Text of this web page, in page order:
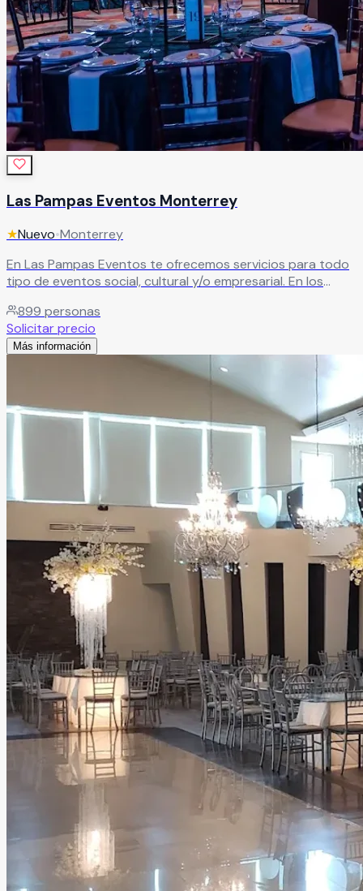
Las Pampas Eventos Monterrey
★Nuevo•Monterrey
En Las Pampas Eventos te ofrecemos servicios para todo
tipo de eventos social, cultural y/o empresarial. En los
todo un acontecimiento.
899 personas
Solicitar precio
Más información